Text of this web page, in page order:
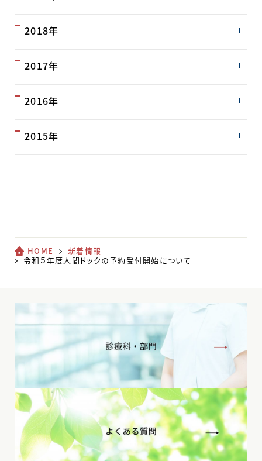
2018年
2017年
2016年
2015年
HOME
新着情報
令和５年度人間ドックの予約受付開始について